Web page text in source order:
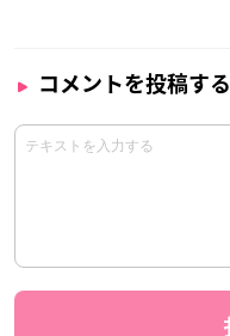
コメントを投稿する